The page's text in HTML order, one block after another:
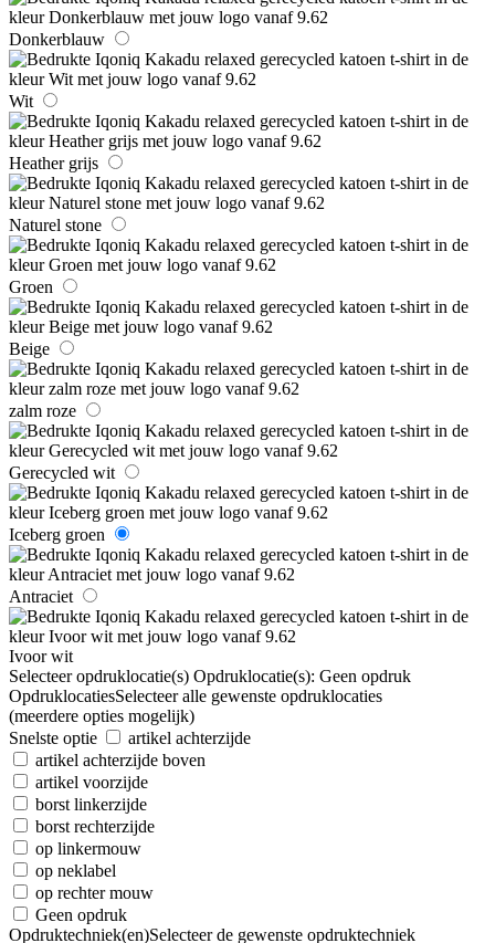
Donkerblauw
Wit
Heather grijs
Naturel stone
Groen
Beige
zalm roze
Gerecycled wit
Iceberg groen
Antraciet
Ivoor wit
Selecteer opdruklocatie(s) Opdruklocatie(s): Geen opdruk
OpdruklocatiesSelecteer alle gewenste opdruklocaties
(meerdere opties mogelijk)
Snelste optie
artikel achterzijde
artikel achterzijde boven
artikel voorzijde
borst linkerzijde
borst rechterzijde
op linkermouw
op neklabel
op rechter mouw
Geen opdruk
Opdruktechniek(en)Selecteer de gewenste opdruktechniek